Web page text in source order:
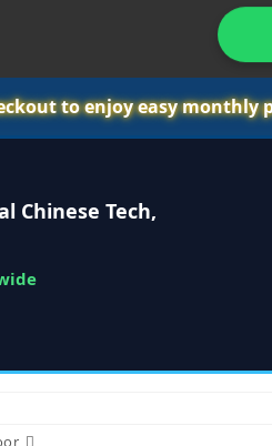
to enjoy easy monthly
Chinese Tech,